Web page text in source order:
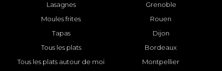
Lasagnes
Moules frites
Tapas
Tous les plats
Tous les plats autour de moi
Grenoble
Rouen
Dijon
Bordeaux
Montpellier